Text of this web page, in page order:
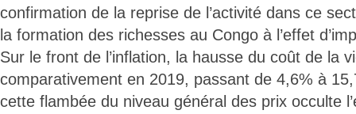
confirmation de la reprise de l’activité dans ce
la formation des richesses au Congo à l’effet
Sur le front de l’inflation, la hausse du coût de la
comparativement en 2019, passant de 4,6% à
cette flambée du niveau général des prix occulte